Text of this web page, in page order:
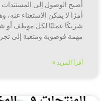
أصبح الوصول إلى
أمرًا لا يمكن الاستغناء عنه،
شريكًا عمليًا لكل موظف أو
مهمة فوضوية ومتعبة إلى
أقرأ المزيد »